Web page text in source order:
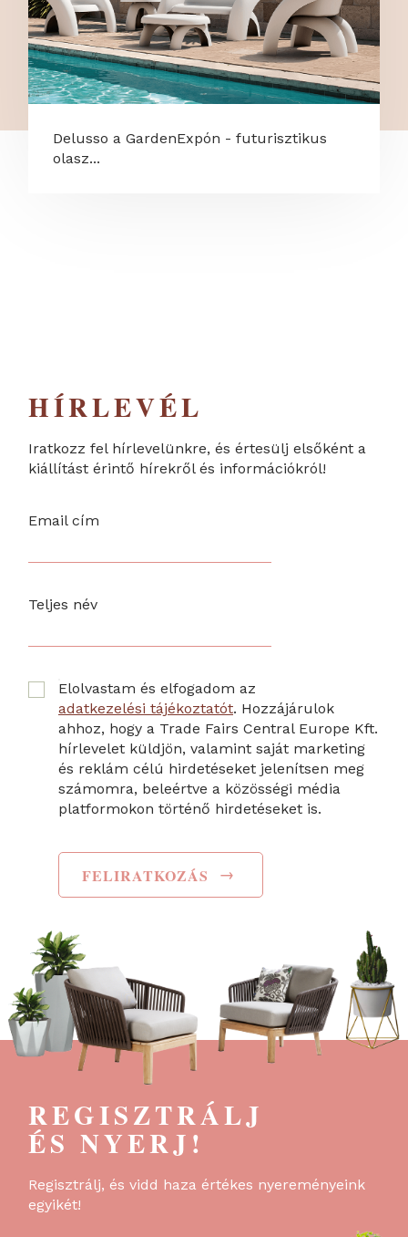
Delusso a GardenExpón - futurisztikus
olasz...
HÍRLEVÉL
Iratkozz fel hírlevelünkre, és értesülj elsőként a
kiállítást érintő hírekről és információkról!
Email cím
Teljes név
Elolvastam és elfogadom az
adatkezelési tájékoztatót. Hozzájárulok
ahhoz, hogy a Trade Fairs Central Europe Kft.
hírlevelet küldjön, valamint saját marketing
és reklám célú hirdetéseket jelenítsen meg
számomra, beleértve a közösségi média
platformokon történő hirdetéseket is.
FELIRATKOZÁS →
REGISZTRÁLJ
ÉS NYERJ!
Regisztrálj, és vidd haza értékes nyereményeink
egyikét!